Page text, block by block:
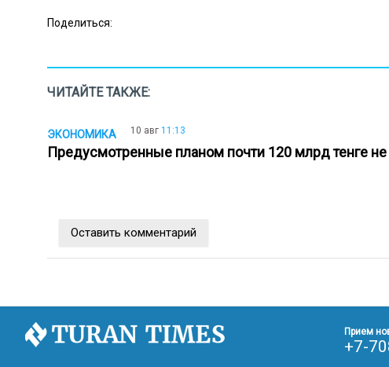
Поделиться:
ЧИТАЙТЕ ТАКЖЕ:
ЭКОНОМИКА 10 авг 11:13
Предусмотренные планом почти 120 млрд тенге
Оставить комментарий
Прием
+7-